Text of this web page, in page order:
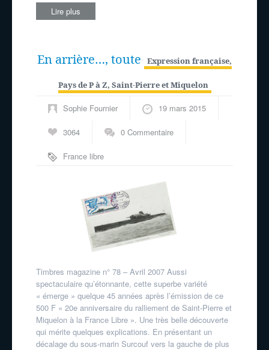
Lire plus
En arrière…, toute Expression française,
Pays de P à Z, Saint-Pierre et Miquelon
Sophie Fournier 19 mars 2015
3064 0 Commentaire
France libre
Timbres magazine n° 78 – Avril 2007 Aussi
spectaculaire qu’étonnante, cette superbe variété
« émerge » quelque 45 années après l’émission de ce
500 F « 20e anniversaire du ralliement de Saint-Pierre et
Miquelon à la France Libre ». Une très belle découverte
qui mérite quelques explications. En présentant un
décalage du sous-marin Surcouf vers la gauche de plus